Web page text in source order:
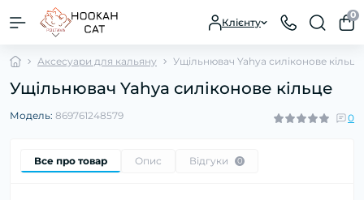
Клієнту
0
Аксесуари для кальяну Ущільнювач Yahya силіконове кільце
Ущільнювач Yahya силіконове кільце
Модель: 869761248579 0
Все про товар Опис Відгуки 0